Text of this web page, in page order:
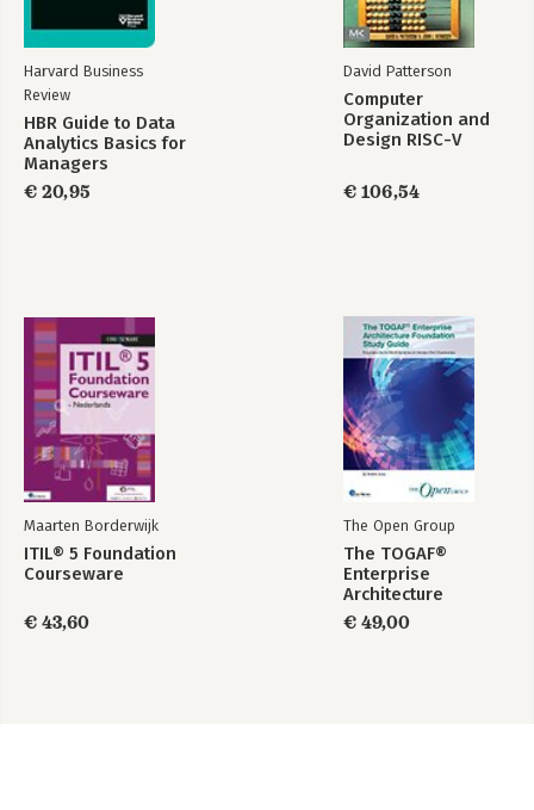
Harvard Business
Review
HBR Guide to Data
Analytics Basics for
Managers
€ 20,95
David Patterson
Computer
Organization and
Design RISC-V
€ 106,54
Maarten Borderwijk
ITIL® 5 Foundation
Courseware
€ 43,60
The Open Group
The TOGAF®
Enterprise
Architecture
Foundation Study
Guide
€ 49,00